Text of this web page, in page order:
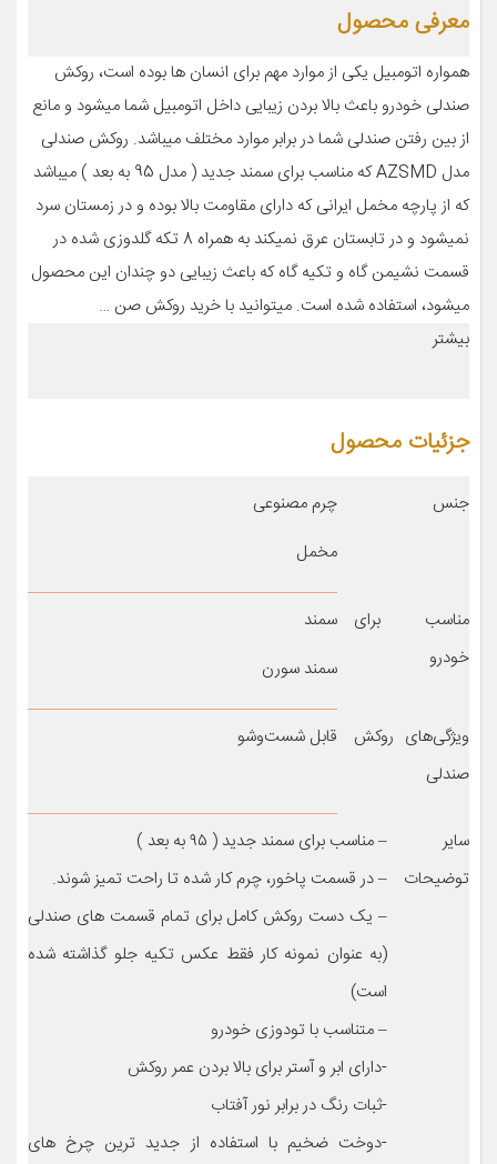
معرفی محصول
همواره اتومبیل یکی از موارد مهم برای انسان ها بوده است، روکش
صندلی خودرو باعث بالا بردن زیبایی داخل اتومبیل شما میشود و مانع
از بین رفتن صندلی شما در برابر موارد مختلف میباشد. روکش صندلی
مدل AZSMD که مناسب برای سمند جدید ( مدل 95 به بعد ) میباشد
که از پارچه مخمل ایرانی که دارای مقاومت بالا بوده و در زمستان سرد
نمیشود و در تابستان عرق نمیکند به همراه 8 تکه گلدوزی شده در
قسمت نشیمن گاه و تکیه گاه که باعث زیبایی دو چندان این محصول
میشود، استفاده شده است. میتوانید با خرید روکش صن …
بیشتر
جزئیات محصول
جنس
چرم مصنوعی
مخمل
مناسب برای
خودرو
سمند
سمند سورن
ویژگی‌های روکش
صندلی
قابل شست‌وشو
سایر
توضیحات
– مناسب برای سمند جدید ( ۹۵ به بعد )
– در قسمت پاخور، چرم کار شده تا راحت تمیز شوند.
– یک دست روکش کامل برای تمام قسمت های صندلی
(به عنوان نمونه کار فقط عکس تکیه جلو گذاشته شده
است)
– متناسب با تودوزی خودرو
-دارای ابر و آستر برای بالا بردن عمر روکش
-ثبات رنگ در برابر نور آفتاب
-دوخت ضخیم با استفاده از جدید ترین چرخ های